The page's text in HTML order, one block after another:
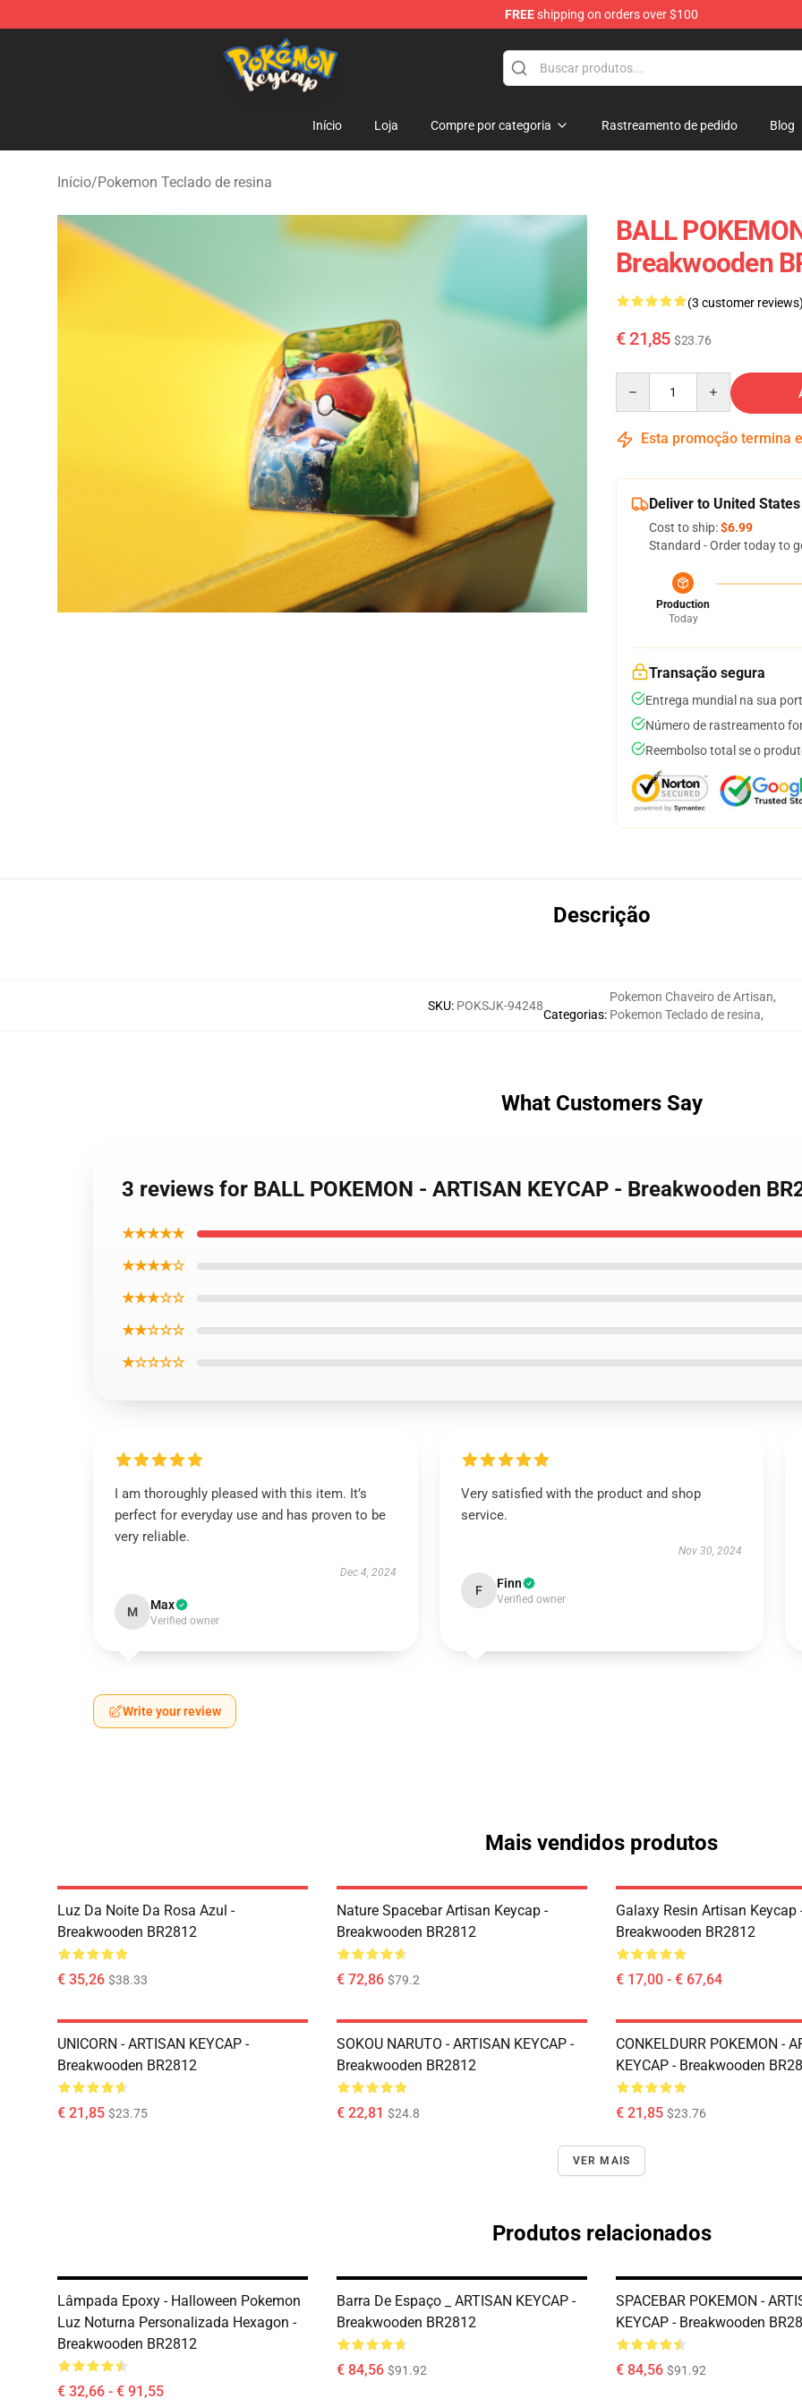
FREEshipping on orders over $100
Pokemon Keycap Shop - The Best Store of Pokemon Keycaps
Início Loja Compre por categoria Rastreamento de pedido Blog
Início/Pokemon Teclado de resina
BALL
Breakwooden
(3 customer
€ 21,85 $23.76
Esta promoção termina
Deliver to United States
Cost to ship:$6.99
Standard - Order today to
Production
Today
Transação segura
Entrega mundial na sua
Número de rastreamento
Reembolso total se o
Descrição
SKU: POKSJK-94248
Categorias:
Pokemon Chaveiro de Artisan,
Pokemon Teclado de resina,
What Customers Say
3 reviews for BALL POKEMON - ARTISAN KEYCAP - Breakwooden
★★★★★
★★★★☆
★★★☆☆
★★☆☆☆
★☆☆☆☆
I am thoroughly pleased with this item. It’s
perfect for everyday use and has proven to be
very reliable.
Dec 4, 2024
M Max
Verified owner
Very satisfied with the product and shop
service.
Nov 30, 2024
F Finn
Verified owner
Write your review
Mais vendidos produtos
Luz Da Noite Da Rosa Azul -
Breakwooden BR2812
€ 35,26 $38.33
Nature Spacebar Artisan Keycap -
Breakwooden BR2812
€ 72,86 $79.2
Galaxy Resin Artisan Keycap
Breakwooden BR2812
€ 17,00 - € 67,64
UNICORN - ARTISAN KEYCAP -
Breakwooden BR2812
€ 21,85 $23.75
SOKOU NARUTO - ARTISAN KEYCAP -
Breakwooden BR2812
€ 22,81 $24.8
CONKELDURR POKEMON -
KEYCAP - Breakwooden
€ 21,85 $23.76
VER MAIS
Produtos relacionados
Lâmpada Epoxy - Halloween Pokemon
Luz Noturna Personalizada Hexagon -
Breakwooden BR2812
€ 32,66 - € 91,55
Barra De Espaço _ ARTISAN KEYCAP -
Breakwooden BR2812
€ 84,56 $91.92
SPACEBAR POKEMON -
KEYCAP - Breakwooden
€ 84,56 $91.92